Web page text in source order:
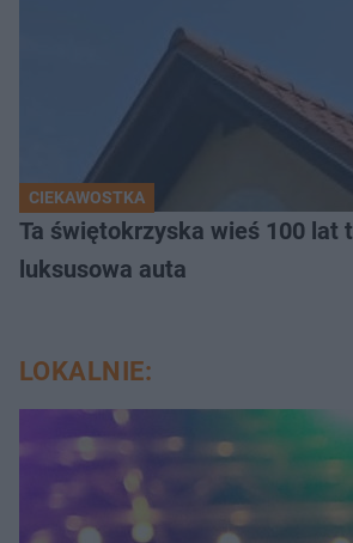
CIEKAWOSTKA
Ta świętokrzyska wieś 100 lat
luksusowa auta
LOKALNIE: